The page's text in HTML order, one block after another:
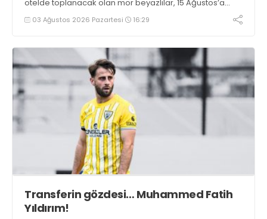
otelde toplanacak olan mor beyazlılar, 15 Ağustos’a
kadar hazırlıklarını aralıksız sürdürecek.
03 Ağustos 2026 Pazartesi 16:29
Transferin gözdesi… Muhammed Fatih
Yıldırım!